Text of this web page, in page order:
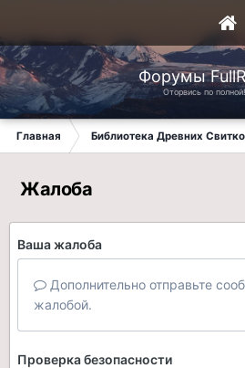
Форумы
Оторвись по полной!
Главная Библиотека Древних
Жалоба
Ваша жалоба
Дополнительно отправьте
жалобой.
Проверка безопасности